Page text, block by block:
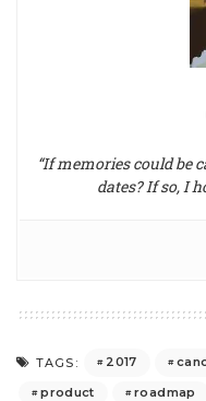
“If memories could be
dates? If so, I
TAGS: 2017
product
roadmap